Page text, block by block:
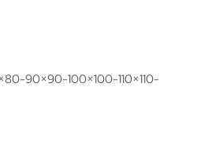
90×90-100×100-110×110-